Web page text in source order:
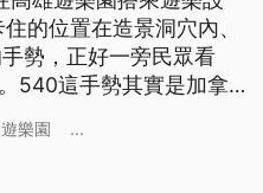
的位置在造景洞穴內、
勢，正好一旁民眾看
540這手勢其實是加拿
遊樂園 ...